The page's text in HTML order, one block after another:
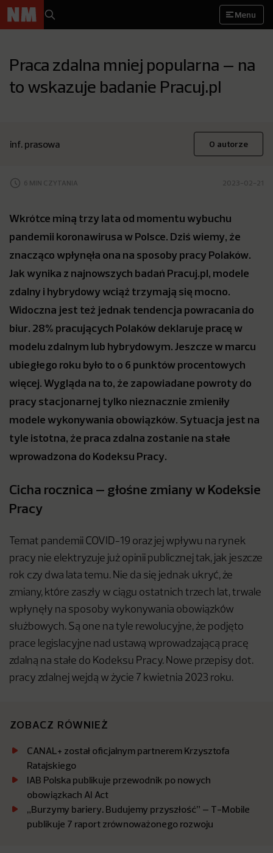
Menu
Praca zdalna mniej popularna – na
to wskazuje badanie Pracuj.pl
inf. prasowa O autorze
6 MIN CZYTANIA 2023-02-21
Wkrótce miną trzy lata od momentu wybuchu
pandemii koronawirusa w Polsce. Dziś wiemy, że
znacząco wpłynęła ona na sposoby pracy Polaków.
Jak wynika z najnowszych badań Pracuj.pl, modele
zdalny i hybrydowy wciąż trzymają się mocno.
Widoczna jest też jednak tendencja powracania do
biur. 28% pracujących Polaków deklaruje pracę w
modelu zdalnym lub hybrydowym. Jeszcze w marcu
ubiegłego roku było to o 6 punktów procentowych
więcej. Wygląda na to, że zapowiadane powroty do
pracy stacjonarnej tylko nieznacznie zmieniły
modele wykonywania obowiązków. Sytuacja jest na
tyle istotna, że praca zdalna zostanie na stałe
wprowadzona do Kodeksu Pracy.
Cicha rocznica – głośne zmiany w Kodeksie
Pracy
Temat pandemii COVID-19 oraz jej wpływu na rynek
pracy nie elektryzuje już opinii publicznej tak, jak jeszcze
rok czy dwa lata temu. Nie da się jednak ukryć, że
zmiany, które zaszły w ciągu ostatnich trzech lat, trwale
wpłynęły na sposoby wykonywania obowiązków
służbowych. Są one na tyle rewolucyjne, że podjęto
prace legislacyjne nad ustawą wprowadzającą pracę
zdalną na stałe do Kodeksu Pracy. Nowe przepisy dot.
pracy zdalnej wejdą w życie 7 kwietnia 2023 roku.
ZOBACZ RÓWNIEŻ
CANAL+ został oficjalnym partnerem Krzysztofa
Ratajskiego
IAB Polska publikuje przewodnik po nowych
obowiązkach AI Act
„Burzymy bariery. Budujemy przyszłość” – T-Mobile
publikuje 7 raport zrównoważonego rozwoju